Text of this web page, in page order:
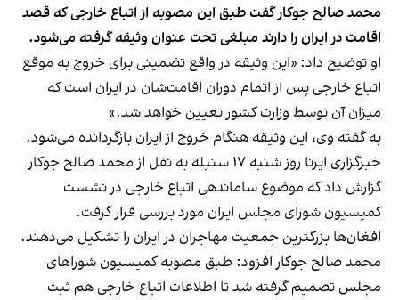
محمد صالح جوکار گفت طبق این مصوبه از اتباع خارجی که قصد
اقامت در ایران را دارند مبلغی تحت عنوان وثیقه گرفته می‌شود.
او توضیح داد: «این وثیقه در واقع تضمینی برای خروج به موقع
اتباع خارجی پس از اتمام دوران اقامت‌شان در ایران است که
میزان آن توسط وزارت کشور تعیین خواهد شد.»
به گفته وی، این وثیقه هنگام خروج از ایران بازگردانده می‌شود.
خبرگزاری ایرنا روز شنبه ۱۷ سنبله به نقل از محمد صالح جوکار
گزارش داد که موضوع ساماندهی اتباع خارجی در نشست
کمیسیون شورای مجلس ایران مورد بررسی قرار گرفت.
افغان‌ها بزرگترین جمعیت مهاجران در ایران را تشکیل می‌دهند.
محمد صالح جوکار افزود: طبق مصوبه کمیسیون شوراهای
مجلس تصمیم گرفته شد تا اطلاعات اتباع خارجی هم ثبت